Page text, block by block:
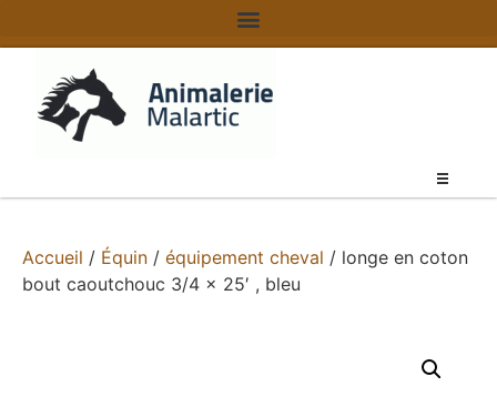
Accueil / Équin / équipement cheval / longe en coton
bout caoutchouc 3/4 x 25′ , bleu